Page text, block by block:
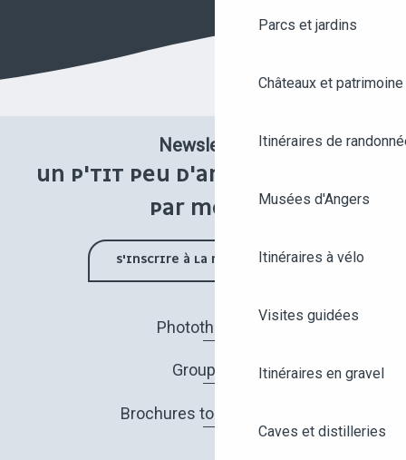
Parcs et jardins
Châteaux et patrimoine
Itinéraires de
Musées d'Angers
Itinéraires à vélo
Visites guidées
Itinéraires en gravel
Caves et distilleries
Newsletter
UN P'TIT PEU D'ANGERS UNE FOIS
PAR MOIS !
S'INSCRIRE À LA NEWSLETTER
Photothèque
Groupes
Brochures touristiques